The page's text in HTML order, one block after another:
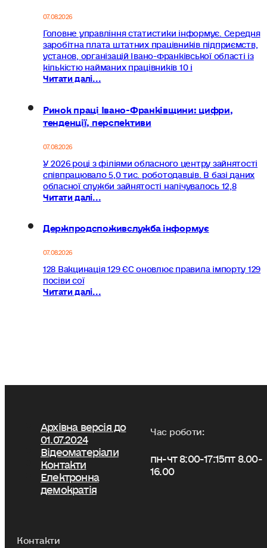
07.08.2026
Головне управління статистики інформує. Середня
заробітна плата штатних працівників підприємств,
установ, організацій Івано-Франківської області із
кількістю найманих працівників 10 і
Читати далі...
Ринок праці Івано-Франківщини: цифри,
тенденції, перспективи
07.08.2026
У 2026 році з філіями обласного центру зайнятості
співпрацювало 5,0 тис. роботодавців. В базі даних
обласної служби зайнятості налічувалось 12,8
Читати далі...
Держпродспоживслужба інформує
07.08.2026
128 Вакцинація 129 ЄС оновлює правила імпорту 129
посіви сої
Читати далі...
Архівна версія до
01.07.2024
Відеоматеріали
Контакти
Електронна
демократія
Час роботи:
пн-чт 8:00-17:15пт 8.00-
16.00
Контакти